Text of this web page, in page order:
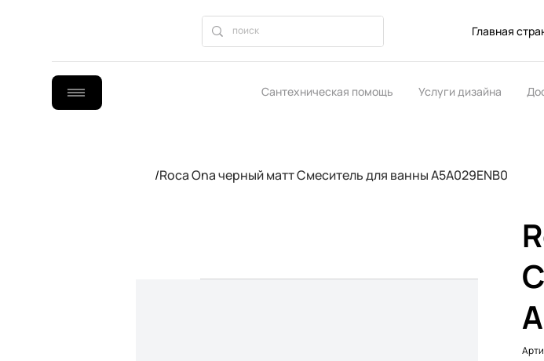
Главная
Сантехническая помощь Услуги дизайна
/Roca Ona черный матт Смеситель для ванны A5A029ENB0